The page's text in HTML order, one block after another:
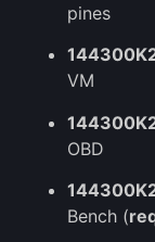
pines
VM
OBD
Bench (